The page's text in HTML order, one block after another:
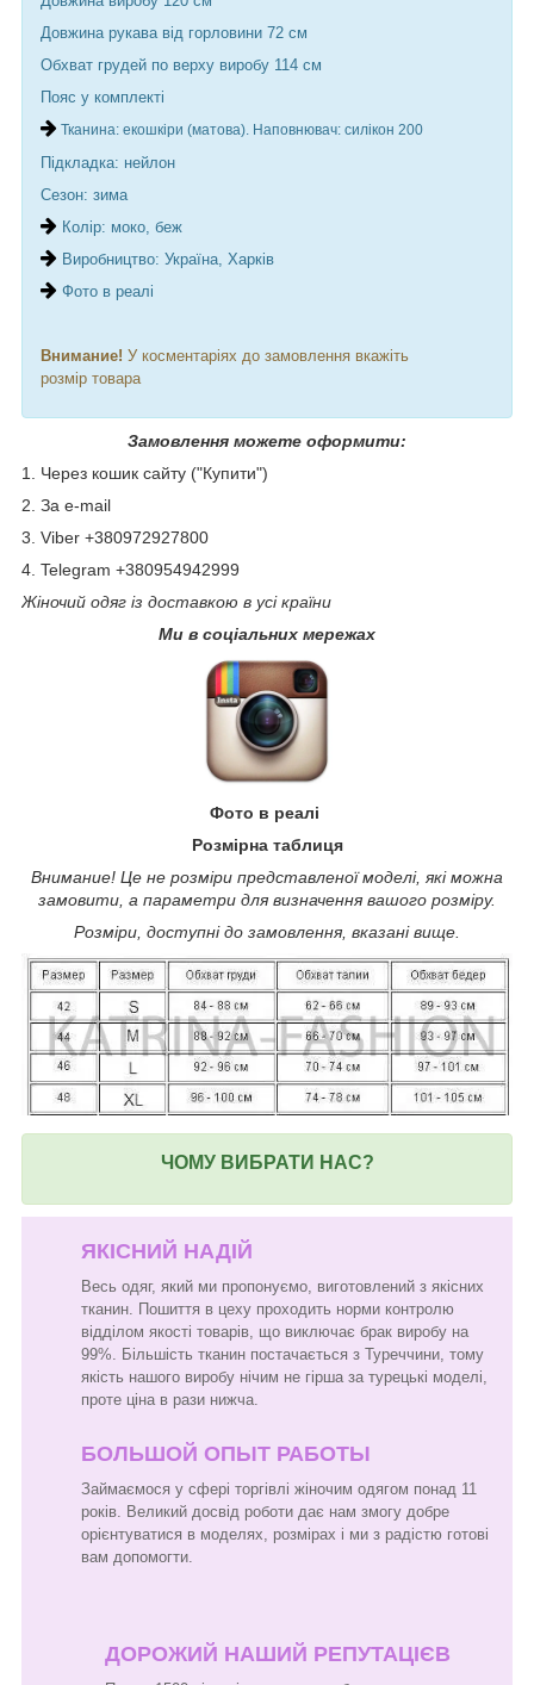
Довжина рукава від горловини 72 см
Обхват грудей по верху виробу 114 см
Пояс у комплекті
Тканина: екошкіри (матова). Наповнювач: силікон 200
Підкладка: нейлон
Сезон: зима
Колір: моко, беж
Виробництво: Україна, Харків
Фото в реалі
Внимание! У косментаріях до замовлення вкажіть
розмір товара
Замовлення можете оформити:
1. Через кошик сайту ("Купити")
2. За e-mail
3. Viber +380972927800
4. Telegram +380954942999
Жіночий одяг із доставкою в усі країни
Ми в соціальних мережах
Фото в реалі
Розмірна таблиця
Внимание! Це не розміри представленої моделі, які можна
замовити, а параметри для визначення вашого розміру.
Розміри, доступні до замовлення, вказані вище.
ЧОМУ ВИБРАТИ НАС?
ЯКІСНИЙ НАДІЙ
Весь одяг, який ми пропонуємо, виготовлений з якісних
тканин. Пошиття в цеху проходить норми контролю
відділом якості товарів, що виключає брак виробу на
99%. Більшість тканин постачається з Туреччини, тому
якість нашого виробу нічим не гірша за турецькі моделі,
проте ціна в рази нижча.
БОЛЬШОЙ ОПЫТ РАБОТЫ
Займаємося у сфері торгівлі жіночим одягом понад 11
років. Великий досвід роботи дає нам змогу добре
орієнтуватися в моделях, розмірах і ми з радістю готові
вам допомогти.
ДОРОЖИЙ НАШИЙ РЕПУТАЦІЄВ